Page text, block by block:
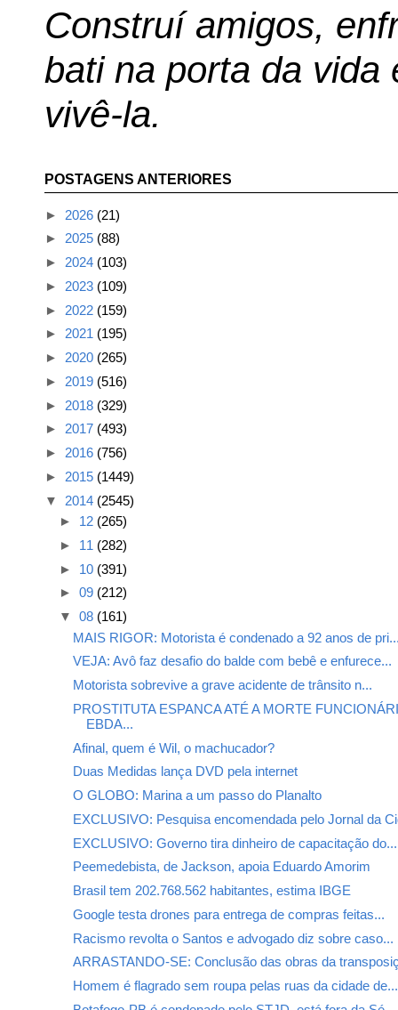
Construí amigos,
bati na porta da vida
vivê-la.
POSTAGENS ANTERIORES
► 2026 (21)
► 2025 (88)
► 2024 (103)
► 2023 (109)
► 2022 (159)
► 2021 (195)
► 2020 (265)
► 2019 (516)
► 2018 (329)
► 2017 (493)
► 2016 (756)
► 2015 (1449)
▼ 2014 (2545)
► 12 (265)
► 11 (282)
► 10 (391)
► 09 (212)
▼ 08 (161)
MAIS RIGOR: Motorista é condenado a 92 anos de
VEJA: Avô faz desafio do balde com bebê e enfurece...
Motorista sobrevive a grave acidente de trânsito n...
PROSTITUTA ESPANCA ATÉ A MORTE
EBDA...
Afinal, quem é Wil, o machucador?
Duas Medidas lança DVD pela internet
O GLOBO: Marina a um passo do Planalto
EXCLUSIVO: Pesquisa encomendada pelo Jornal da
EXCLUSIVO: Governo tira dinheiro de capacitação do...
Peemedebista, de Jackson, apoia Eduardo Amorim
Brasil tem 202.768.562 habitantes, estima IBGE
Google testa drones para entrega de compras feitas...
Racismo revolta o Santos e advogado diz sobre caso...
ARRASTANDO-SE: Conclusão das obras da
Homem é flagrado sem roupa pelas ruas da cidade de...